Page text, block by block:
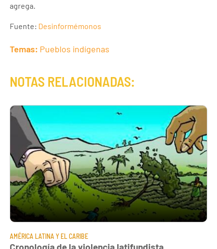
agrega.
Fuente: Desinformémonos
Temas: Pueblos indígenas
NOTAS RELACIONADAS:
AMÉRICA LATINA Y EL CARIBE
Cronología de la violencia latifundista